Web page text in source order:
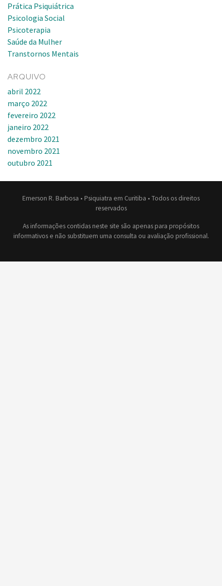
Prática Psiquiátrica
Psicologia Social
Psicoterapia
Saúde da Mulher
Transtornos Mentais
ARQUIVO
abril 2022
março 2022
fevereiro 2022
janeiro 2022
dezembro 2021
novembro 2021
outubro 2021
Emerson R. Barbosa • Psiquiatra em Curitiba • Todos os direitos
reservados
As informações contidas neste site são apenas para propósitos
informativos e não substituem uma consulta ou avaliação profissional.